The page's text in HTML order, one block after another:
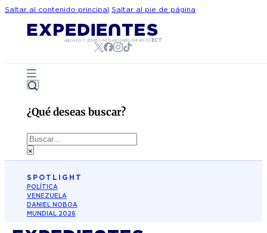
Saltar al contenido principal Saltar al pie de página
agosto 7, 2026 |Actualizado04:49:12 ECT
¿Qué deseas buscar?
Buscar
×
SPOTLIGHT
POLÍTICA
VENEZUELA
DANIEL NOBOA
MUNDIAL 2026